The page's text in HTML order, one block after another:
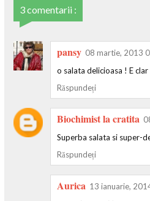
3 comentarii :
pansy 08 martie, 2013
o salata delicioasa ! E
Răspundeți
Biochimist la cratita
Superba salata si super-
Răspundeți
Aurica 13 ianuarie,